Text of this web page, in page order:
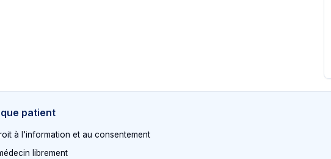
patient
à l'information et au consentement
librement